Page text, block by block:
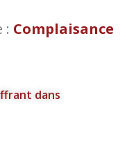
: Complaisance
dans